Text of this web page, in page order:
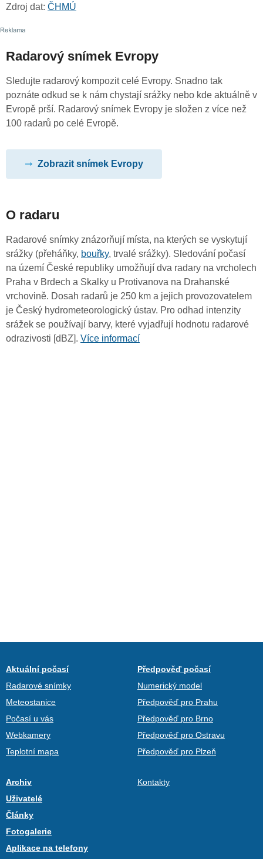
Zdroj dat: ČHMÚ
Radarový snímek Evropy
Sledujte radarový kompozit celé Evropy. Snadno tak
poznáte odkud se k nám chystají srážky nebo kde aktuálně v
Evropě prší. Radarový snímek Evropy je složen z více než
100 radarů po celé Evropě.
Zobrazit snímek Evropy
O radaru
Radarové snímky znázorňují místa, na kterých se vyskytují
srážky (přeháňky, bouřky, trvalé srážky). Sledování počasí
na území České republiky umožňují dva radary na vrcholech
Praha v Brdech a Skalky u Protivanova na Drahanské
vrchovině. Dosah radarů je 250 km a jejich provozovatelem
je Český hydrometeorologický ústav. Pro odhad intenzity
srážek se používají barvy, které vyjadřují hodnotu radarové
odrazivosti [dBZ]. Více informací
Aktuální počasí
Radarové snímky
Meteostanice
Počasí u vás
Webkamery
Teplotní mapa
Předpověď počasí
Numerický model
Předpověď pro Prahu
Předpověď pro Brno
Předpověď pro Ostravu
Předpověď pro Plzeň
Archiv
Uživatelé
Články
Fotogalerie
Aplikace na telefony
Kontakty